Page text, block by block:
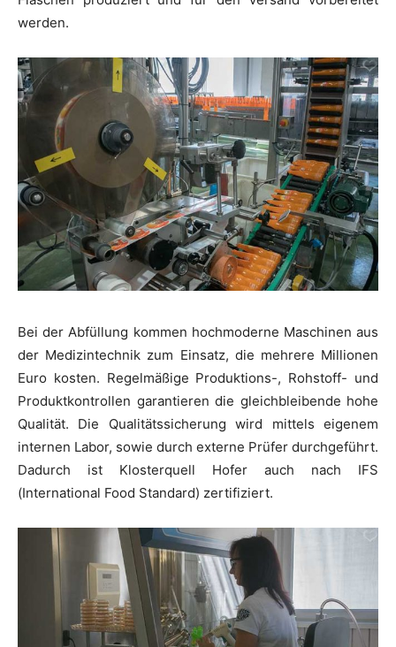
werden.
Bei der Abfüllung kommen hochmoderne Maschinen aus
der Medizintechnik zum Einsatz, die mehrere Millionen
Euro kosten. Regelmäßige Produktions-, Rohstoff- und
Produktkontrollen garantieren die gleichbleibende hohe
Qualität. Die Qualitätssicherung wird mittels eigenem
internen Labor, sowie durch externe Prüfer durchgeführt.
Dadurch ist Klosterquell Hofer auch nach IFS
(International Food Standard) zertifiziert.